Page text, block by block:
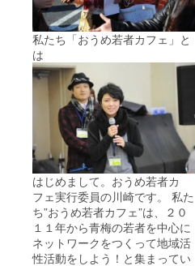
私たち「おうめ若者カフェ」と
は
はじめまして。おうめ若者カ
フェ実行委員の川崎です。 私た
ち”おうめ若者カフェ”は、２０
１１年から青梅の若者を中心に
ネットワークをつくって地域活
性活動をしよう！と集まってい